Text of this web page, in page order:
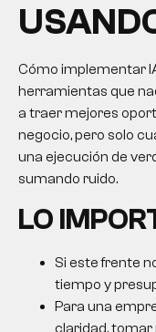
Cómo implementar
herramientas que
a traer mejores
negocio, pero solo
una ejecución de
sumando ruido.
LO
Si este frente
tiempo y
Para una
claridad,